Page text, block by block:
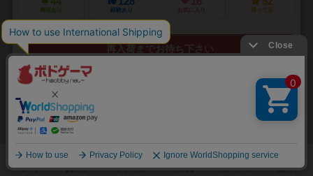
興味あり 経験あり お気に入り 持ってる
再入荷までお待ち下さい
No.32
Go Go City